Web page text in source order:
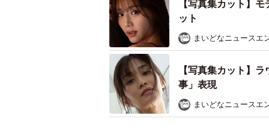
【写真集カット】
ット
まいどなニュースエ
【写真集カット】
事」表現
まいどなニュースエ